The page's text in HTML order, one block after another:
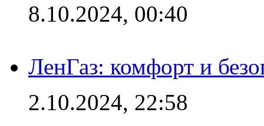
8.10.2024, 00:40
ЛенГаз: комфорт и
2.10.2024, 22:58